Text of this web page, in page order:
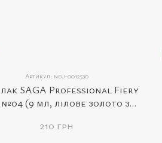
Артикул: neu-0012530
SAGA Professional Fiery
(9 мл, лілове золото з
210 грн